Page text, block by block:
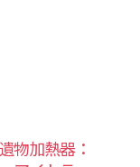
物加熱器：